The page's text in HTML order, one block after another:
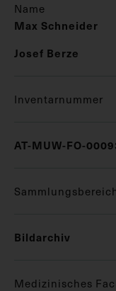
Name
Max Schneider
Josef Berze
Inventarnummer
AT-MUW-FO-
Bildarchiv
Medizinisches